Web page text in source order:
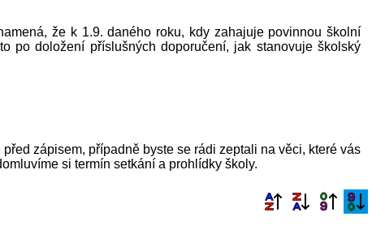
že k 1.9. daného roku, kdy zahajuje povinnou školní
po doložení příslušných doporučení, jak stanovuje školský
zápisem, případně byste se rádi zeptali na věci, které vás
si termín setkání a prohlídky školy.